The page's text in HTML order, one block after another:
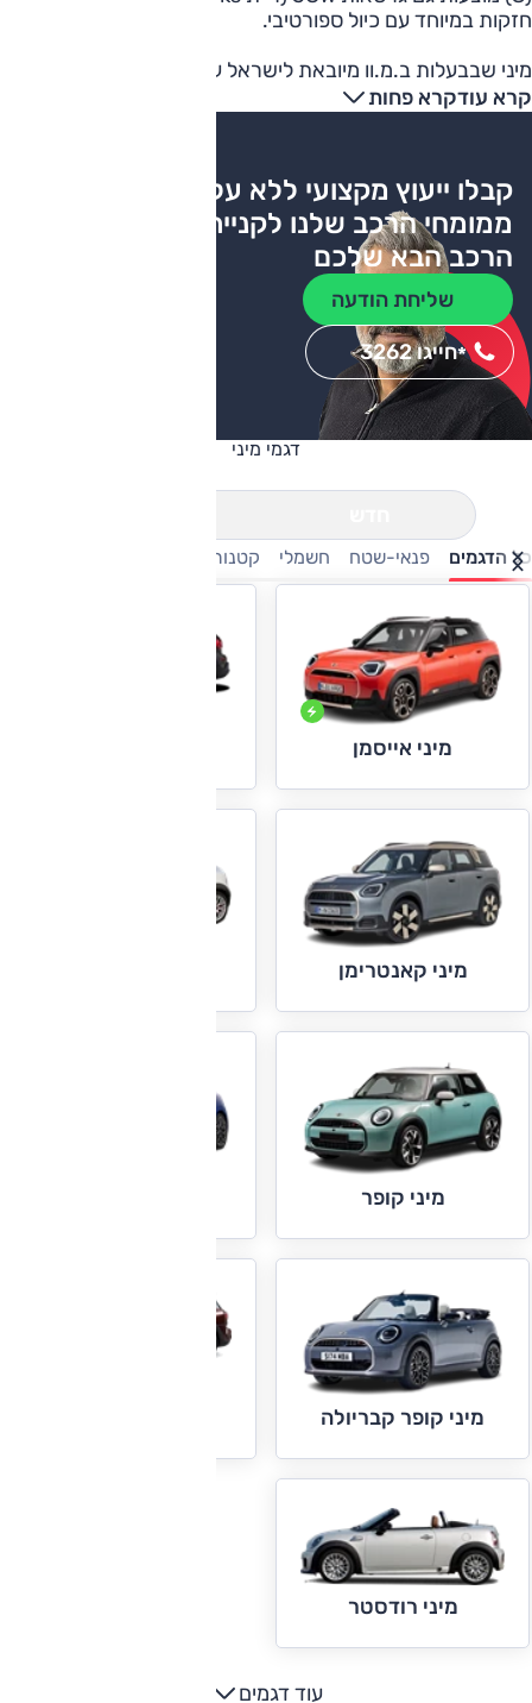
חזקות במיוחד עם כיול ספורטיבי.
מיני שבבעלות ב.מ.וו מיובאת לישראל על-ידי דלק מוטורס.
קרא עודקרא פחות
קבלו ייעוץ מקצועי ללא עלות
ממומחי הרכב שלנו לקניית
הרכב הבא שלכם
שליחת הודעה
חייגו 3262*
דגמי מיני
כל הדגמים פנאי-שטח חשמלי קטנות
מיני אייסמן
מיני קאנטרימן
מיני קופר
מיני קופר קבריולה
מיני רודסטר
עוד דגמים